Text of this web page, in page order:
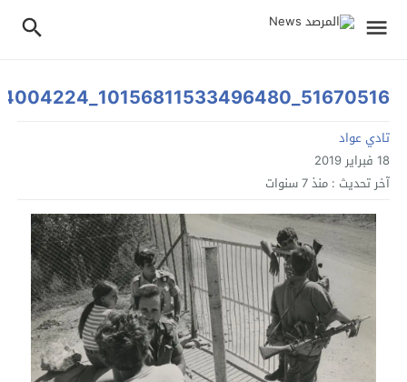
51670516_10156811533496480_1842841055054004224_n
تادي عواد
18 فبراير 2019
آخر تحديث : منذ 7 سنوات